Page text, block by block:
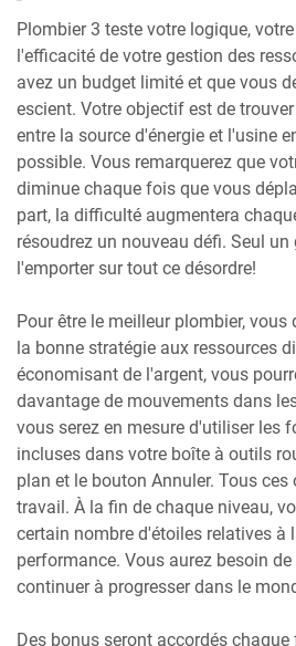
Plombier 3 teste votre logique,
l'efficacité de votre gestion des
avez un budget limité et que vous
escient. Votre objectif est de
entre la source d'énergie et l'usine
possible. Vous remarquerez que
diminue chaque fois que vous
part, la difficulté augmentera
résoudrez un nouveau défi. Seul
l'emporter sur tout ce désordre!
Pour être le meilleur plombier,
la bonne stratégie aux ressources
économisant de l'argent, vous
davantage de mouvements dans
vous serez en mesure d'utiliser les
incluses dans votre boîte à outils
plan et le bouton Annuler. Tous
travail. À la fin de chaque niveau,
certain nombre d'étoiles relatives à
performance. Vous aurez besoin
continuer à progresser dans le
Des bonus seront accordés